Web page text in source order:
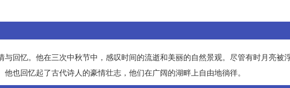
回忆。他在三次中秋节中，感叹时间的流逝和美丽的自然景观。尽管有时月亮被
也回忆起了古代诗人的豪情壮志，他们在广阔的湖畔上自由地徜徉。